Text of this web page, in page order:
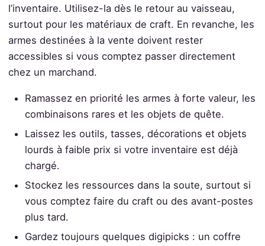
l’inventaire. Utilisez-la dès le retour au vaisseau,
surtout pour les matériaux de craft. En revanche, les
armes destinées à la vente doivent rester
accessibles si vous comptez passer directement
chez un marchand.
Ramassez en priorité les armes à forte valeur, les
combinaisons rares et les objets de quête.
Laissez les outils, tasses, décorations et objets
lourds à faible prix si votre inventaire est déjà
chargé.
Stockez les ressources dans la soute, surtout si
vous comptez faire du craft ou des avant-postes
plus tard.
Gardez toujours quelques digipicks : un coffre